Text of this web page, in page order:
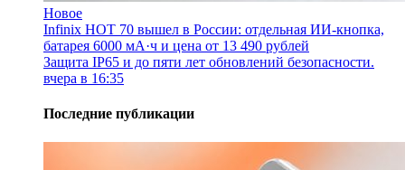
Новое
Infinix HOT 70 вышел в России: отдельная ИИ-кнопка,
батарея 6000 мА·ч и цена от 13 490 рублей
Защита IP65 и до пяти лет обновлений безопасности.
вчера в 16:35
Последние публикации